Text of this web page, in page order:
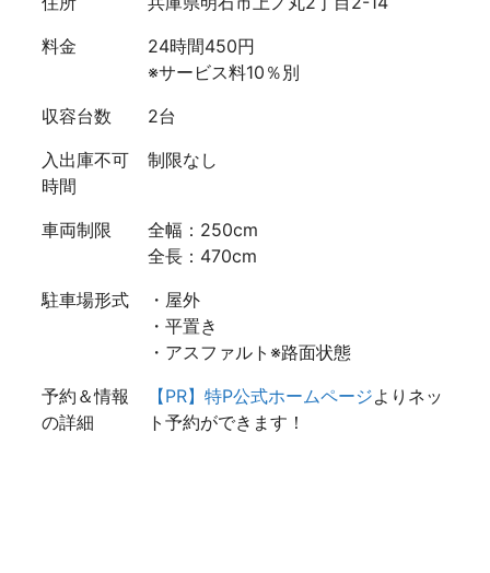
料金
24時間450円
※サービス料10％別
収容台数
2台
入出庫不可
時間
制限なし
車両制限
全幅：250cm
全長：470cm
駐車場形式
・屋外
・平置き
・アスファルト※路面状態
予約＆情報
の詳細
【PR】特P公式ホームページよりネッ
ト予約ができます！